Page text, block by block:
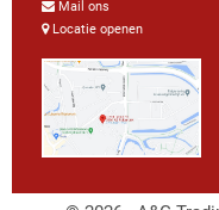
Mail ons
Locatie openen